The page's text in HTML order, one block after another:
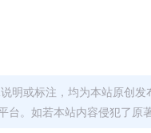
明或标注，均为本站原创
台。如若本站内容侵犯了原